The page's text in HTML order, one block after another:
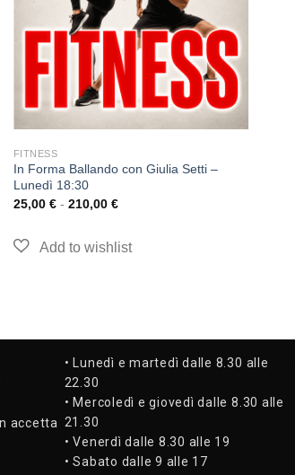
FITNESS
In Forma Ballando con Giulia Setti –
Lunedì 18:30
25,00 € - 210,00 €
accetta
• Lunedì e martedì dalle 8.30 alle
22.30
• Mercoledì e giovedì dalle 8.30 alle
21.30
• Venerdì dalle 8.30 alle 19
• Sabato dalle 9 alle 17